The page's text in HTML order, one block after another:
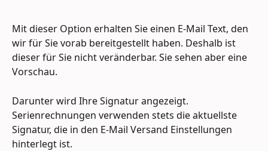
Mit dieser Option erhalten Sie einen E-Mail Text, den
wir für Sie vorab bereitgestellt haben. Deshalb ist
dieser für Sie nicht veränderbar. Sie sehen aber eine
Vorschau.
Darunter wird Ihre Signatur angezeigt.
Serienrechnungen verwenden stets die aktuellste
Signatur, die in den E-Mail Versand Einstellungen
hinterlegt ist.